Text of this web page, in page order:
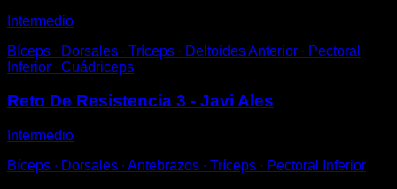
Intermedio
Bíceps ∙ Dorsales ∙ Tríceps ∙ Deltoides Anterior ∙ Pectoral
Inferior ∙ Cuádriceps
Reto De Resistencia 3 - Javi Ales
Intermedio
Bíceps ∙ Dorsales ∙ Antebrazos ∙ Tríceps ∙ Pectoral Inferior